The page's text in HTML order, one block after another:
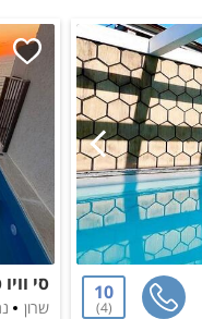
10
4 שרון